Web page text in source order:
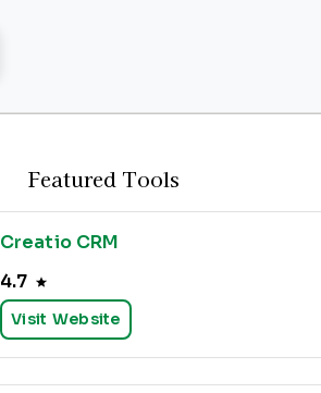
Featured Tools
Creatio CRM
4.7
Visit Website